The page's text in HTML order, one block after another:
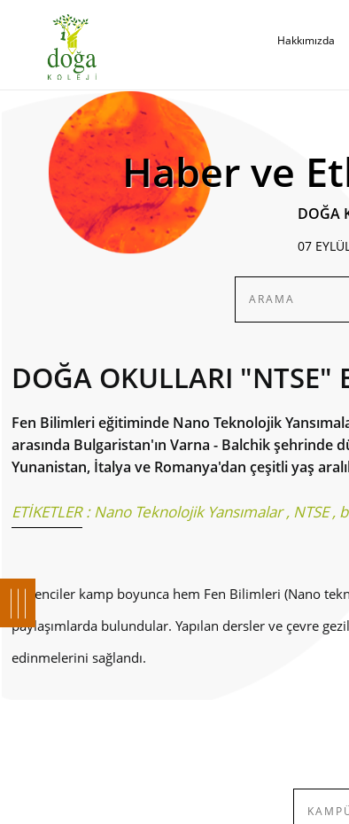
Hakkımızda
Haber ve
DOĞA
07
DOĞA OKULLARI "NTSE"
Fen Bilimleri eğitiminde Nano Teknolojik
arasında Bulgaristan'ın Varna - Balchik şehrinde
Yunanistan, İtalya ve Romanya'dan çeşitli yaş
ETİKETLER :Nano Teknolojik Yansımalar, NTSE,
Öğrenciler kamp boyunca hem Fen Bilimleri (Nano
paylaşımlarda bulundular. Yapılan dersler ve çevre
edinmelerini sağlandı.